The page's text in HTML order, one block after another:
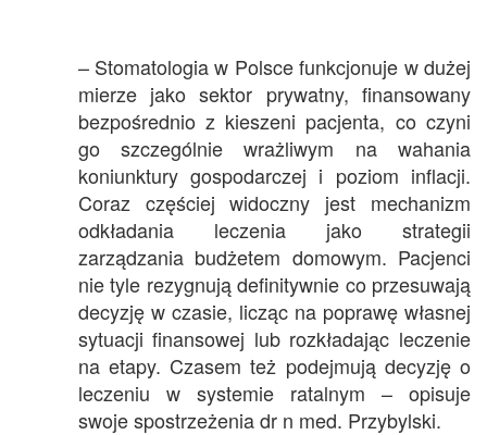
– Stomatologia w Polsce funkcjonuje w dużej
mierze jako sektor prywatny, finansowany
bezpośrednio z kieszeni pacjenta, co czyni
go szczególnie wrażliwym na wahania
koniunktury gospodarczej i poziom inflacji.
Coraz częściej widoczny jest mechanizm
odkładania leczenia jako strategii
zarządzania budżetem domowym. Pacjenci
nie tyle rezygnują definitywnie co przesuwają
decyzję w czasie, licząc na poprawę własnej
sytuacji finansowej lub rozkładając leczenie
na etapy. Czasem też podejmują decyzję o
leczeniu w systemie ratalnym – opisuje
swoje spostrzeżenia dr n med. Przybylski.